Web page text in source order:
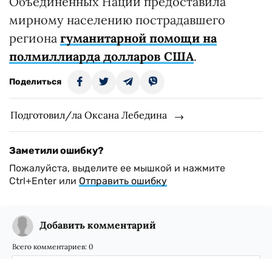
мирному населению пострадавшего
региона гуманитарной помощи на
полмиллиарда долларов США.
Поделиться
Подготовил/ла Оксана Лебедина
Заметили ошибку?
Пожалуйста, выделите ее мышкой и нажмите
Ctrl+Enter или Отправить ошибку
Добавить комментарий
Всего комментариев: 0